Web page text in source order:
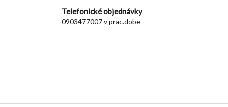
Telefonické objednávky
0903477007 v prac.dobe